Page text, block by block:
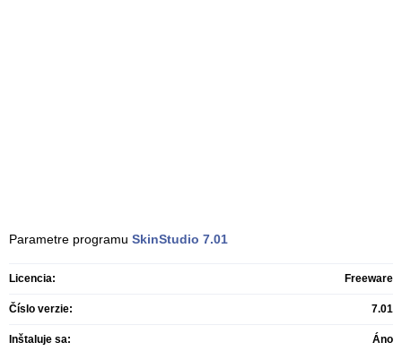
Parametre programu SkinStudio 7.01
Licencia: Freeware
Číslo verzie: 7.01
Inštaluje sa: Áno